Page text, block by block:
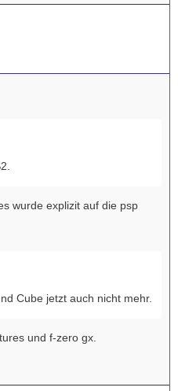
wurde explizit auf die psp
Cube jetzt auch nicht mehr.
und f-zero gx.